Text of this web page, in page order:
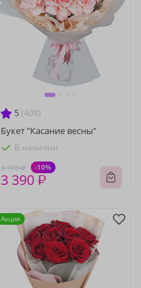
5 (408)
Букет "Касание весны"
В наличии
3 770 ₽ -10%
3 390 ₽
Акция